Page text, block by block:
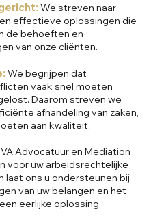
We streven naar
effectieve oplossingen die
de behoeften en
van onze cliënten.
We begrijpen dat
vaak snel moeten
Daarom streven we
afhandeling van zaken,
aan kwaliteit.
Advocatuur en Mediation
voor uw arbeidsrechtelijke
laat ons u ondersteunen bij
van uw belangen en het
eerlijke oplossing.